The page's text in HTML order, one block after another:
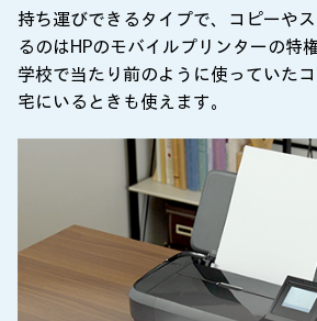
持ち運びできるタイプで、コピーや
るのはHPのモバイルプリンターの特
学校で当たり前のように使っていた
宅にいるときも使えます。